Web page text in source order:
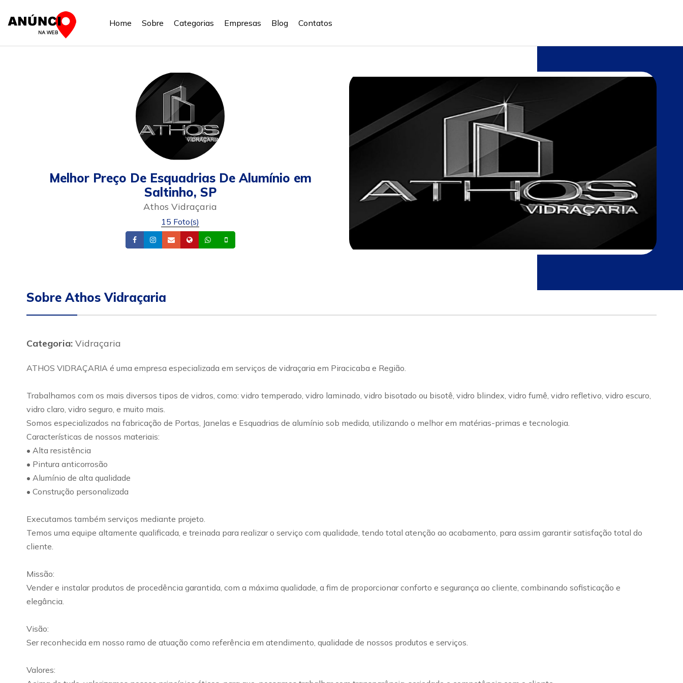
Home Sobre Categorias Empresas Blog Contatos
Melhor Preço De Esquadrias De Alumínio em
Saltinho, SP
Athos Vidraçaria
15 Foto(s)
FacebookInstagram
Email Site Whatsapp
Sobre Athos Vidraçaria
Categoria: Vidraçaria
ATHOS VIDRAÇARIA é uma empresa especializada em serviços de vidraçaria em Piracicaba e Região.
Trabalhamos com os mais diversos tipos de vidros, como: vidro temperado, vidro laminado, vidro bisotado ou bisotê, vidro blindex, vidro fumê, vidro refletivo, vidro escuro,
vidro claro, vidro seguro, e muito mais.
Somos especializados na fabricação de Portas, Janelas e Esquadrias de alumínio sob medida, utilizando o melhor em matérias-primas e tecnologia.
Características de nossos materiais:
• Alta resistência
• Pintura anticorrosão
• Alumínio de alta qualidade
• Construção personalizada
Executamos também serviços mediante projeto.
Temos uma equipe altamente qualificada, e treinada para realizar o serviço com qualidade, tendo total atenção ao acabamento, para assim garantir satisfação total do
cliente.
Missão:
Vender e instalar produtos de procedência garantida, com a máxima qualidade, a fim de proporcionar conforto e segurança ao cliente, combinando sofisticação e
elegância.
Visão:
Ser reconhecida em nosso ramo de atuação como referência em atendimento, qualidade de nossos produtos e serviços.
Valores: